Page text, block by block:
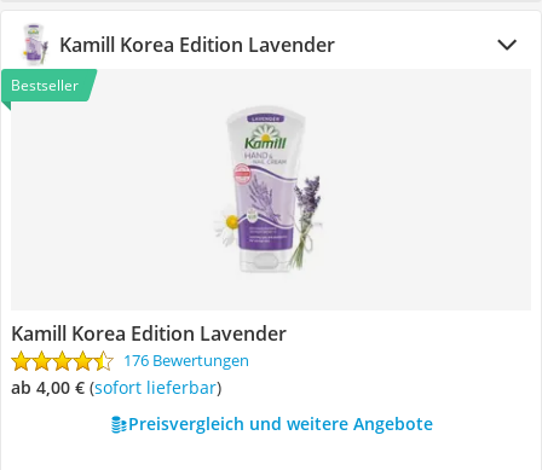
Kamill Korea Edition Lavender
Bestseller
Kamill Korea Edition Lavender
176 Bewertungen
ab 4,00 € ( Sofort lieferbar)
Preisvergleich und weitere Angebote